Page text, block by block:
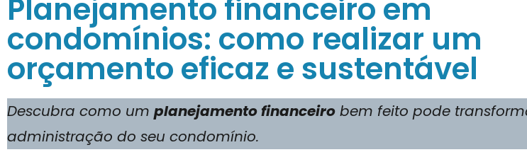
Planejamento financeiro em
condomínios: como realizar um
orçamento eficaz e sustentável
Descubra como um planejamento financeiro bem feito pode
administração do seu condomínio.